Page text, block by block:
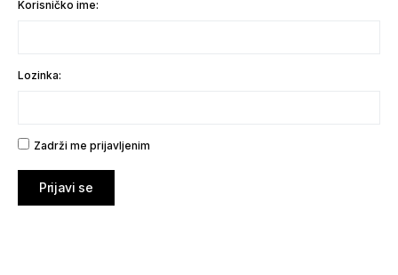
Korisničko ime:
Lozinka:
Zadrži me prijavljenim
Prijavi se